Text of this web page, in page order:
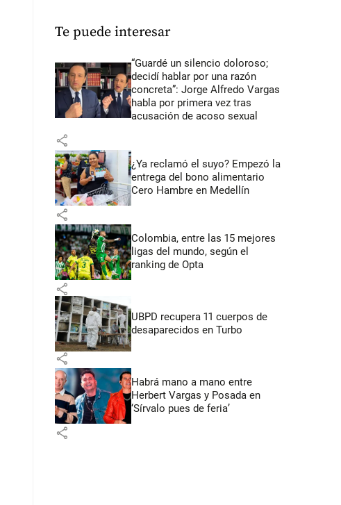
Te puede interesar
“Guardé un silencio doloroso;
decidí hablar por una razón
concreta”: Jorge Alfredo Vargas
habla por primera vez tras
acusación de acoso sexual
share
¿Ya reclamó el suyo? Empezó la
entrega del bono alimentario
Cero Hambre en Medellín
share
Colombia, entre las 15 mejores
ligas del mundo, según el
ranking de Opta
share
UBPD recupera 11 cuerpos de
desaparecidos en Turbo
share
Habrá mano a mano entre
Herbert Vargas y Posada en
‘Sírvalo pues de feria’
share